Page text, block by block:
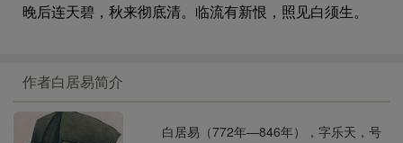
晚后连天碧，秋来彻底清。临流有新恨，照见白须生。
作者白居易简介
白居易（772年—846年），字乐天，号